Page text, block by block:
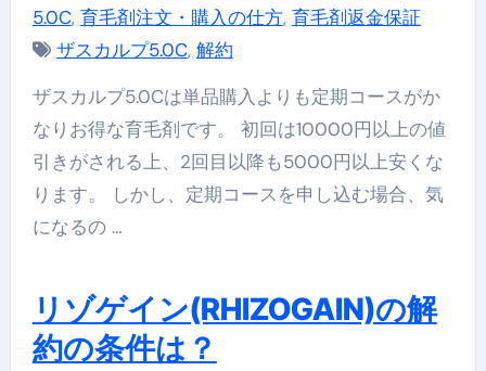
5.0C, 育毛剤注文・購入の仕方, 育毛剤返金保証
ザスカルプ5.0C, 解約
ザスカルプ5.0Cは単品購入よりも定期コースがか
なりお得な育毛剤です。 初回は10000円以上の値
引きがされる上、2回目以降も5000円以上安くな
ります。 しかし、定期コースを申し込む場合、気
になるの …
リゾゲイン(RHIZOGAIN)の解
約の条件は？